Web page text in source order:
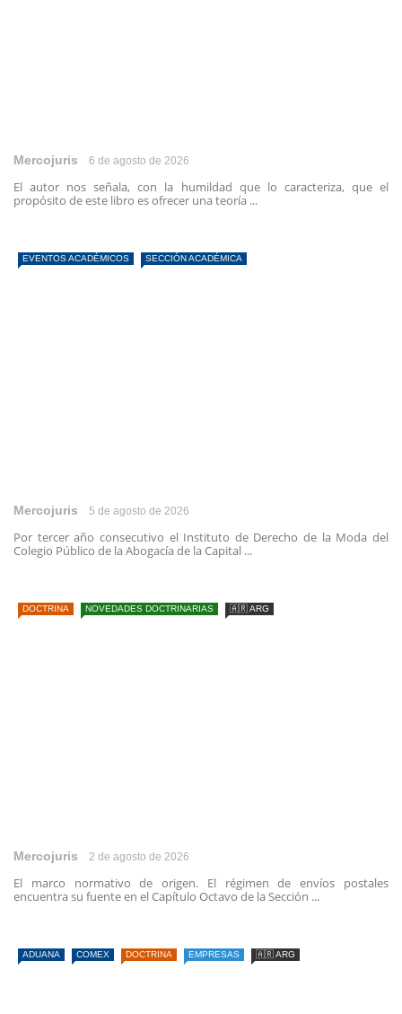
Mercojuris 6 de agosto de 2026
El autor nos señala, con la humildad que lo caracteriza, que el
propósito de este libro es ofrecer una teoría ...
EVENTOS ACADÉMICOS SECCIÓN ACADÉMICA
Mercojuris 5 de agosto de 2026
Por tercer año consecutivo el Instituto de Derecho de la Moda del
Colegio Público de la Abogacía de la Capital ...
DOCTRINA NOVEDADES DOCTRINARIAS 🇦🇷 ARG
Mercojuris 2 de agosto de 2026
El marco normativo de origen. El régimen de envíos postales
encuentra su fuente en el Capítulo Octavo de la Sección ...
ADUANA COMEX DOCTRINA EMPRESAS 🇦🇷 ARG